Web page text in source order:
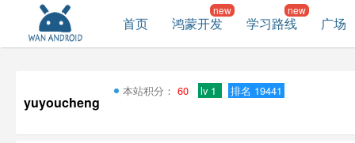
首页 鸿蒙开发 学习路线 广场
yuyoucheng
本站积分： 60 lv 1 排名 19441